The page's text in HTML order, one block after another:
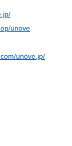
unove
unove.jp/